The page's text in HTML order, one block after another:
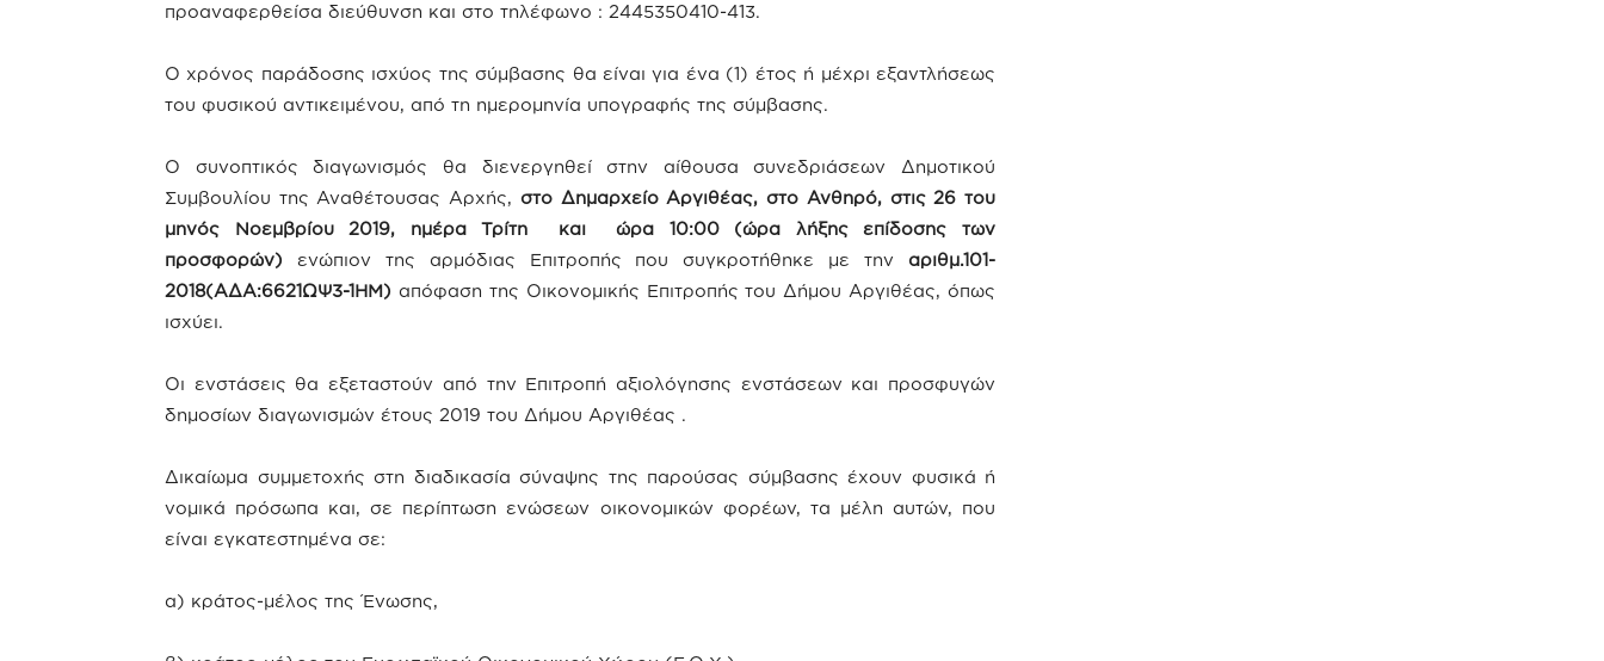
προαναφερθείσα διεύθυνση και στο τηλέφωνο : 2445350410-413.
Ο χρόνος παράδοσης ισχύος της σύμβασης θα είναι για ένα (1) έτος ή μέχρι εξαντλήσεως
του φυσικού αντικειμένου, από τη ημερομηνία υπογραφής της σύμβασης.
Ο συνοπτικός διαγωνισμός θα διενεργηθεί στην αίθουσα συνεδριάσεων Δημοτικού
Συμβουλίου της Αναθέτουσας Αρχής, στο Δημαρχείο Αργιθέας, στο Ανθηρό, στις 26 του
μηνός Νοεμβρίου 2019, ημέρα Τρίτη και ώρα 10:00 (ώρα λήξης επίδοσης των
προσφορών) ενώπιον της αρμόδιας Επιτροπής που συγκροτήθηκε με την αριθμ.101-
2018(ΑΔΑ:6621ΩΨ3-1ΗΜ) απόφαση της Οικονομικής Επιτροπής του Δήμου Αργιθέας, όπως
ισχύει.
Οι ενστάσεις θα εξεταστούν από την Επιτροπή αξιολόγησης ενστάσεων και προσφυγών
δημοσίων διαγωνισμών έτους 2019 του Δήμου Αργιθέας .
Δικαίωμα συμμετοχής στη διαδικασία σύναψης της παρούσας σύμβασης έχουν φυσικά ή
νομικά πρόσωπα και, σε περίπτωση ενώσεων οικονομικών φορέων, τα μέλη αυτών, που
είναι εγκατεστημένα σε:
α) κράτος-μέλος της Ένωσης,